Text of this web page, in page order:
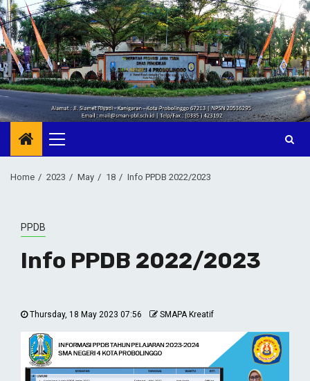
Skip
to
content
Primary
Menu
Home 2023 May 18 Info PPDB 2022/2023
PPDB
Info PPDB 2022/2023
Thursday, 18 May 2023 07:56 SMAPA Kreatif